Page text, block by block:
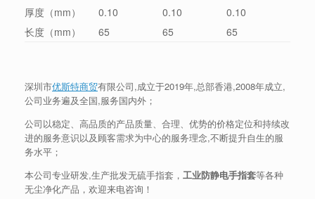
厚度（mm）
0.10 0.10
0.10
长度（mm）
65 65 65
深圳市优斯特商贸有限公司,成立于2019年,总部香港,2008年成立,
公司业务遍及全国,服务国内外；
公司以稳定、高品质的产品质量、合理、优势的价格定位和持续改
进的服务意识以及顾客需求为中心的服务理念,不断提升自生的服
务水平；
本公司专业研发,生产批发无硫手指套， 工业防静电手指套等各种
无尘净化产品，欢迎来电咨询！